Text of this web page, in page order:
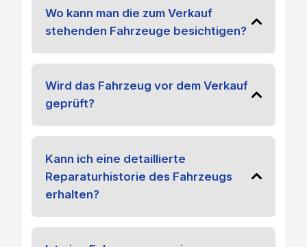
Wo kann man die zum Verkauf
stehenden Fahrzeuge besichtigen?
Wird das Fahrzeug vor dem Verkauf
geprüft?
Kann ich eine detaillierte
Reparaturhistorie des Fahrzeugs
erhalten?